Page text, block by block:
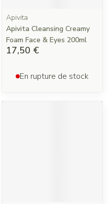
Apivita
Apivita Cleansing Creamy
Foam Face & Eyes 200ml
17,50 €
En rupture de stock